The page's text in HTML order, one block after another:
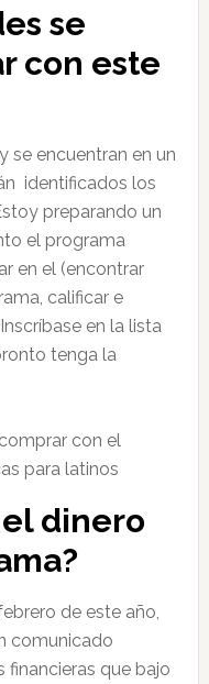
se
con este
se encuentran en un
identificados los
preparando un
el programa
en el (encontrar
calificar e
en la lista
tenga la
dinero
de este año,
comunicado
financieras que bajo